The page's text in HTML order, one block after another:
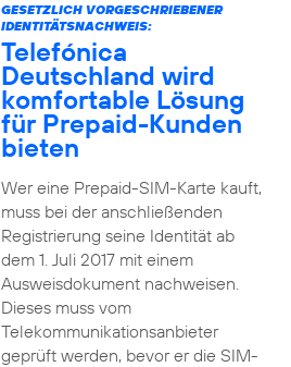
GESETZLICH VORGESCHRIEBENER
IDENTITÄTSNACHWEIS:
Telefónica
Deutschland wird
komfortable Lösung
für Prepaid-Kunden
bieten
Wer eine Prepaid-SIM-Karte kauft,
muss bei der anschließenden
Registrierung seine Identität ab
dem 1. Juli 2017 mit einem
Ausweisdokument nachweisen.
Dieses muss vom
Telekommunikationsanbieter
geprüft werden, bevor er die SIM-